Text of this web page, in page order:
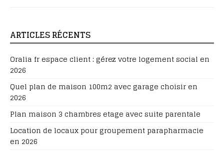
ARTICLES RÉCENTS
Oralia fr espace client : gérez votre logement social en
2026
Quel plan de maison 100m2 avec garage choisir en
2026
Plan maison 3 chambres etage avec suite parentale
Location de locaux pour groupement parapharmacie
en 2026